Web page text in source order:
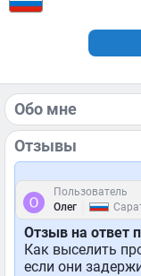
Обо мне
Отзывы
Пользователь
Олег
Отзыв на ответ
Как выселить
если они